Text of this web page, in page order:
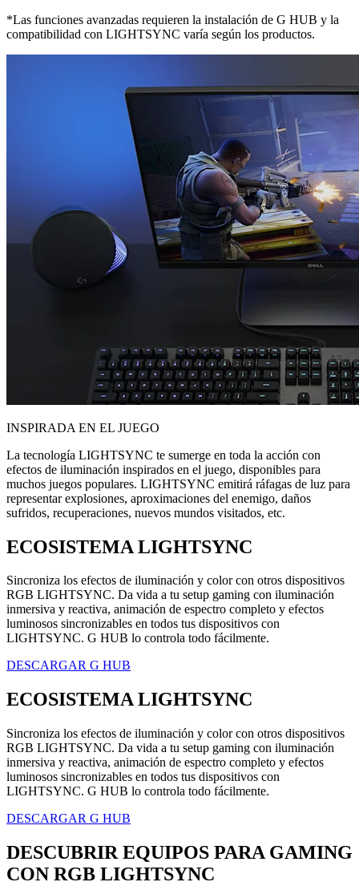
*Las funciones avanzadas requieren la instalación de G HUB y la
compatibilidad con LIGHTSYNC varía según los productos.
INSPIRADA EN EL JUEGO
La tecnología LIGHTSYNC te sumerge en toda la acción con
efectos de iluminación inspirados en el juego, disponibles para
muchos juegos populares. LIGHTSYNC emitirá ráfagas de luz para
representar explosiones, aproximaciones del enemigo, daños
sufridos, recuperaciones, nuevos mundos visitados, etc.
ECOSISTEMA LIGHTSYNC
Sincroniza los efectos de iluminación y color con otros dispositivos
RGB LIGHTSYNC. Da vida a tu setup gaming con iluminación
inmersiva y reactiva, animación de espectro completo y efectos
luminosos sincronizables en todos tus dispositivos con
LIGHTSYNC. G HUB lo controla todo fácilmente.
DESCARGAR G HUB
ECOSISTEMA LIGHTSYNC
Sincroniza los efectos de iluminación y color con otros dispositivos
RGB LIGHTSYNC. Da vida a tu setup gaming con iluminación
inmersiva y reactiva, animación de espectro completo y efectos
luminosos sincronizables en todos tus dispositivos con
LIGHTSYNC. G HUB lo controla todo fácilmente.
DESCARGAR G HUB
DESCUBRIR EQUIPOS PARA GAMING
CON RGB LIGHTSYNC